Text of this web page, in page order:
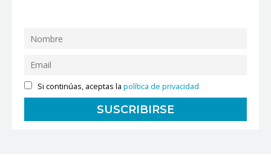
Si continúas, aceptas lapolítica de privacidad